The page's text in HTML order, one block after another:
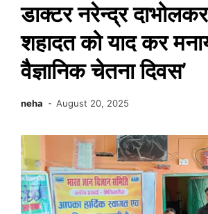
डाक्टर नरेन्द्र
शहादत को याद कर
वैज्ञानिक चेतना दिवस’
neha August 20, 2025